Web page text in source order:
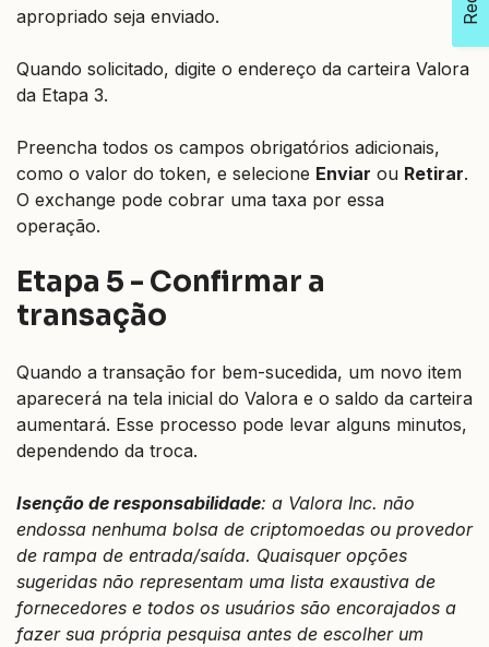
apropriado seja enviado.
Quando solicitado, digite o endereço da carteira Valora
da Etapa 3.
Preencha todos os campos obrigatórios adicionais,
como o valor do token, e selecione Enviar ou Retirar.
O exchange pode cobrar uma taxa por essa
operação.
Etapa 5 - Confirmar a
transação
Quando a transação for bem-sucedida, um novo item
aparecerá na tela inicial do Valora e o saldo da carteira
aumentará. Esse processo pode levar alguns minutos,
dependendo da troca.
Isenção de responsabilidade: a Valora Inc. não
endossa nenhuma bolsa de criptomoedas ou provedor
de rampa de entrada/saída. Quaisquer opções
sugeridas não representam uma lista exaustiva de
fornecedores e todos os usuários são encorajados a
fazer sua própria pesquisa antes de escolher um